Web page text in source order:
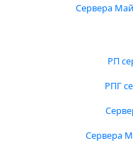
Сервера
РП
РПГ
Сервера